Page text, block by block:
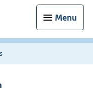
Menu